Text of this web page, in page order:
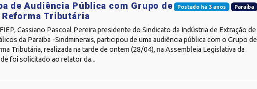
Postado há 3 anos Paraíba
de Audiência Pública com Grupo de
Tributária
Cassiano Pascoal Pereira presidente do Sindicato da Indústria de Extração de
da Paraíba -Sindminerais, participou de uma audiência pública com o Grupo de
Tributária, realizada na tarde de ontem (28/04), na Assembleia Legislativa da
foi solicitado ao relator da...